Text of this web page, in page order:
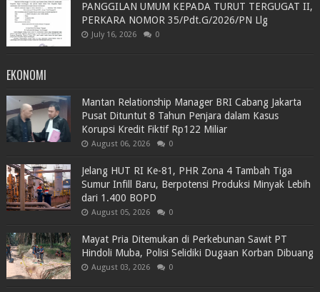
PANGGILAN UMUM KEPADA TURUT TERGUGAT II,
PERKARA NOMOR 35/Pdt.G/2026/PN Llg
July 16, 2026 0
EKONOMI
Mantan Relationship Manager BRI Cabang Jakarta
Pusat Dituntut 8 Tahun Penjara dalam Kasus
Korupsi Kredit Fiktif Rp122 Miliar
August 06, 2026 0
Jelang HUT RI Ke-81, PHR Zona 4 Tambah Tiga
Sumur Infill Baru, Berpotensi Produksi Minyak Lebih
dari 1.400 BOPD
August 05, 2026 0
Mayat Pria Ditemukan di Perkebunan Sawit PT
Hindoli Muba, Polisi Selidiki Dugaan Korban Dibuang
August 03, 2026 0